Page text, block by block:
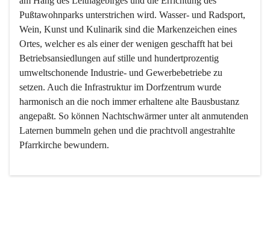
Pußtawohnparks unterstrichen wird. Wasser- und Radsport,
Wein, Kunst und Kulinarik sind die Markenzeichen eines
Ortes, welcher es als einer der wenigen geschafft hat bei
Betriebsansiedlungen auf stille und hundertprozentig
umweltschonende Industrie- und Gewerbebetriebe zu
setzen. Auch die Infrastruktur im Dorfzentrum wurde
harmonisch an die noch immer erhaltene alte Bausbustanz
angepaßt. So können Nachtschwärmer unter alt anmutenden
Laternen bummeln gehen und die prachtvoll angestrahlte
Pfarrkirche bewundern.
Der Weinbau dominert heute nicht mehr, ist aber integrativer